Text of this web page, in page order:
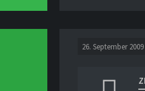
26. September 2009